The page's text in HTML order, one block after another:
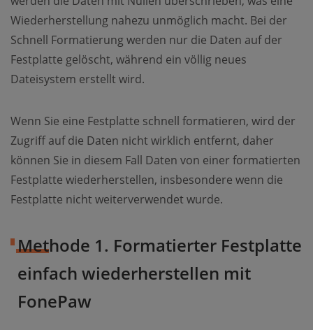
Wiederherstellung nahezu unmöglich macht. Bei der
Schnell Formatierung werden nur die Daten auf der
Festplatte gelöscht, während ein völlig neues
Dateisystem erstellt wird.
Wenn Sie eine Festplatte schnell formatieren, wird der
Zugriff auf die Daten nicht wirklich entfernt, daher
können Sie in diesem Fall Daten von einer formatierten
Festplatte wiederherstellen, insbesondere wenn die
Festplatte nicht weiterverwendet wurde.
Methode 1. Formatierter Festplatte
einfach wiederherstellen mit
FonePaw